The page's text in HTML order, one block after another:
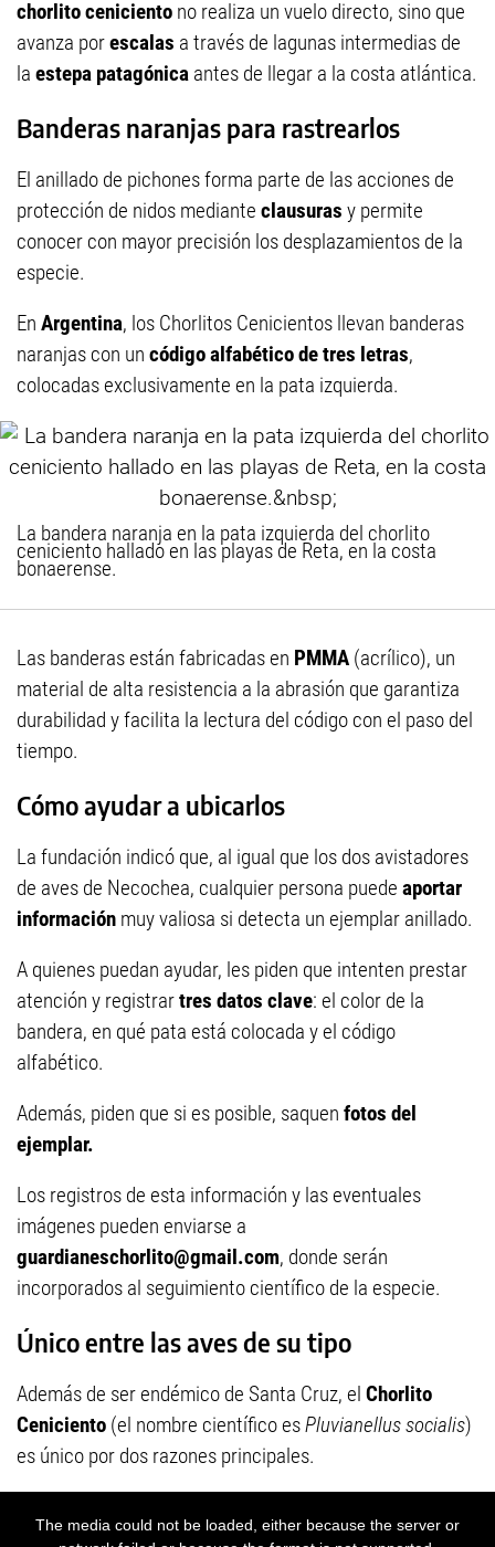
chorlito ceniciento no realiza un vuelo directo, sino que
avanza porescalas a través de lagunas intermedias de
la estepa patagónica antes de llegar a la costa atlántica.
Banderas naranjas para rastrearlos
El anillado de pichones forma parte de las acciones de
protección de nidos mediante clausuras y permite
conocer con mayor precisión los desplazamientos de la
especie.
En Argentina, los Chorlitos Cenicientos llevan banderas
naranjas con un código alfabético de tres letras,
colocadas exclusivamente en la pata izquierda.
La bandera naranja en la pata izquierda del chorlito
ceniciento hallado en las playas de Reta, en la costa
bonaerense.
Las banderas están fabricadas en PMMA (acrílico), un
material de alta resistencia a la abrasión que garantiza
durabilidad y facilita la lectura del código con el paso del
tiempo.
Cómo ayudar a ubicarlos
La fundación indicó que, al igual que los dos avistadores
de aves de Necochea, cualquier persona puede aportar
información muy valiosa si detecta un ejemplar anillado.
A quienes puedan ayudar, les piden que intenten prestar
atención y registrartres datos clave: el color de la
bandera, en qué pata está colocada y el código
alfabético.
Además, piden que si es posible, saquen fotos del
ejemplar.
Los registros de esta información y las eventuales
imágenes pueden enviarse a
guardianeschorlito@gmail.com, donde serán
incorporados al seguimiento científico de la especie.
Único entre las aves de su tipo
Además de ser endémico de Santa Cruz, el Chorlito
Ceniciento (el nombre científico esPluvianellus socialis)
es único por dos razones principales.